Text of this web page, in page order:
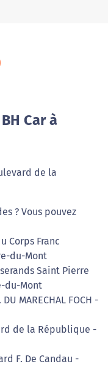
Car à
de la
? Vous pouvez
Corps Franc
du-Mont
Saint Pierre
du-Mont
MARECHAL FOCH -
de la République -
F. De Candau -